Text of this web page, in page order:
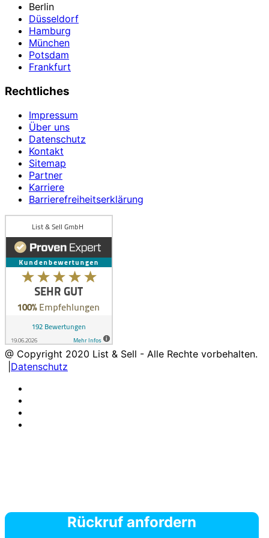
Berlin
Düsseldorf
Hamburg
München
Potsdam
Frankfurt
Rechtliches
Impressum
Über uns
Datenschutz
Kontakt
Sitemap
Partner
Karriere
Barrierefreiheitserklärung
@ Copyright 2020 List & Sell - Alle Rechte vorbehalten.
Datenschutz
Rückruf anfordern